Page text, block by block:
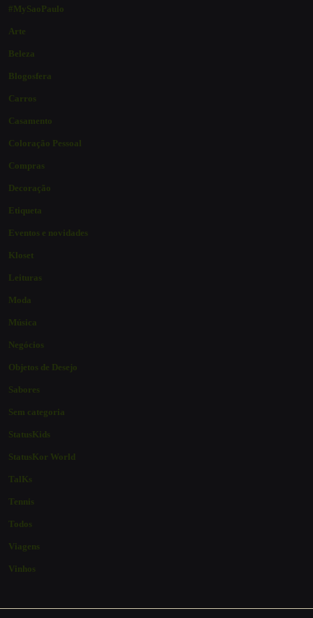
#MySaoPaulo
Arte
Beleza
Blogosfera
Carros
Casamento
Coloração Pessoal
Compras
Decoração
Etiqueta
Eventos e novidades
Kloset
Leituras
Moda
Música
Negócios
Objetos de Desejo
Sabores
Sem categoria
StatusKids
StatusKor World
TalKs
Tennis
Todos
Viagens
Vinhos